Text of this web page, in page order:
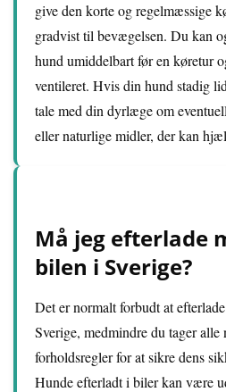
give den korte og regelmæssige
gradvist til bevægelsen. Du kan
hund umiddelbart før en køretur
ventileret. Hvis din hund stadig
tale med din dyrlæge om
eller naturlige midler, der kan
Må jeg efterlade
bilen i Sverige?
Det er normalt forbudt at
Sverige, medmindre du tager alle
forholdsregler for at sikre dens
Hunde efterladt i biler kan være